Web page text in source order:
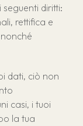
diritti:
rettifica e
dati, ciò non
casi, i tuoi
la tua